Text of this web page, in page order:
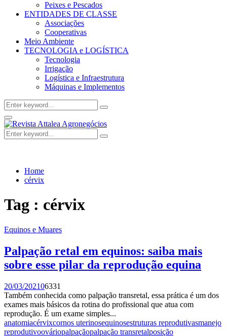
Peixes e Pescados
ENTIDADES DE CLASSE
Associações
Cooperativas
Meio Ambiente
TECNOLOGIA e LOGÍSTICA
Tecnologia
Irrigação
Logística e Infraestrutura
Máquinas e Implementos
Search
for:
Search
Facebook
Twitter
Instagram
Linkedin
Youtube
Email
Primary
Menu
Search
for:
Search
Home
cérvix
Tag : cérvix
Equinos e Muares
Palpação retal em equinos: saiba mais
sobre esse pilar da reprodução equina
20/03/202106331
Também conhecida como palpação transretal, essa prática é um dos
exames mais básicos da rotina do profissional que atua com
reprodução. É um exame simples...
anatomiacérvixcornos uterinosequinosestruturas reprodutivasmanejo
reprodutivoováriopalpaçãopalpação transretalposição